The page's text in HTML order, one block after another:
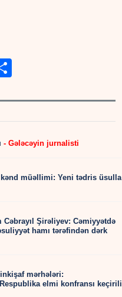
- Gələcəyin jurnalisti
kənd müəllimi: Yeni tədris
Şirəliyev: Cəmiyyətdə
hamı tərəfindən dərk
mərhələri:
elmi konfransı